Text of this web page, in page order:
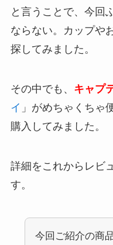
と言うことで、今回
ならない。カップや
探してみました。
その中でも、 キャプ
イ 」がめちゃくちゃ
購入してみました。
詳細をこれからレビ
す。
今回ご紹介の商